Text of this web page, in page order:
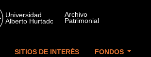
SITIOS DE INTERÉS FONDOS